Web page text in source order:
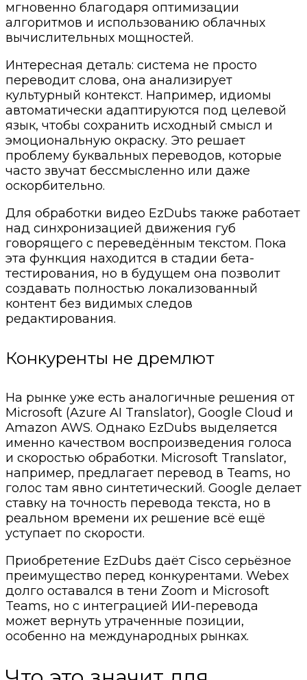
мгновенно благодаря оптимизации
алгоритмов и использованию облачных
вычислительных мощностей.
Интересная деталь: система не просто
переводит слова, она анализирует
культурный контекст. Например, идиомы
автоматически адаптируются под целевой
язык, чтобы сохранить исходный смысл и
эмоциональную окраску. Это решает
проблему буквальных переводов, которые
часто звучат бессмысленно или даже
оскорбительно.
Для обработки видео EzDubs также работает
над синхронизацией движения губ
говорящего с переведённым текстом. Пока
эта функция находится в стадии бета-
тестирования, но в будущем она позволит
создавать полностью локализованный
контент без видимых следов
редактирования.
Конкуренты не дремлют
На рынке уже есть аналогичные решения от
Microsoft (Azure AI Translator), Google Cloud и
Amazon AWS. Однако EzDubs выделяется
именно качеством воспроизведения голоса
и скоростью обработки. Microsoft Translator,
например, предлагает перевод в Teams, но
голос там явно синтетический. Google делает
ставку на точность перевода текста, но в
реальном времени их решение всё ещё
уступает по скорости.
Приобретение EzDubs даёт Cisco серьёзное
преимущество перед конкурентами. Webex
долго оставался в тени Zoom и Microsoft
Teams, но с интеграцией ИИ-перевода
может вернуть утраченные позиции,
особенно на международных рынках.